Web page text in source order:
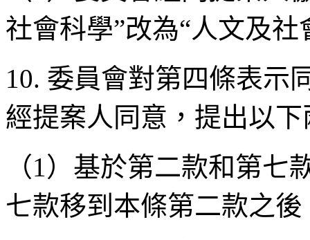
社會科學”改為“人文及社
10. 委員會對第四條表示
經提案人同意，提出以
（1）基於第二款和第
七款移到本條第二款之後